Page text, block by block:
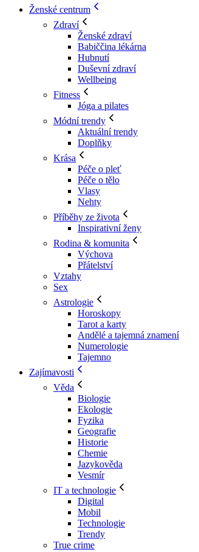
Ženské centrum
Zdraví
Ženské zdraví
Babiččina lékárna
Hubnutí
Duševní zdraví
Wellbeing
Fitness
Jóga a pilates
Módní trendy
Aktuální trendy
Doplňky
Krása
Péče o pleť
Péče o tělo
Vlasy
Nehty
Příběhy ze života
Inspirativní ženy
Rodina & komunita
Výchova
Přátelství
Vztahy
Sex
Astrologie
Horoskopy
Tarot a karty
Andělé a tajemná znamení
Numerologie
Tajemno
Zajímavosti
Věda
Biologie
Ekologie
Fyzika
Geografie
Historie
Chemie
Jazykověda
Vesmír
IT a technologie
Digital
Mobil
Technologie
Trendy
True crime